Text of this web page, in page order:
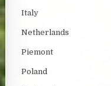
Italy
Netherlands
Piemont
Poland